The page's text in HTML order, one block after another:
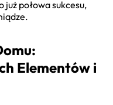
połowa sukcesu,
Elementów i